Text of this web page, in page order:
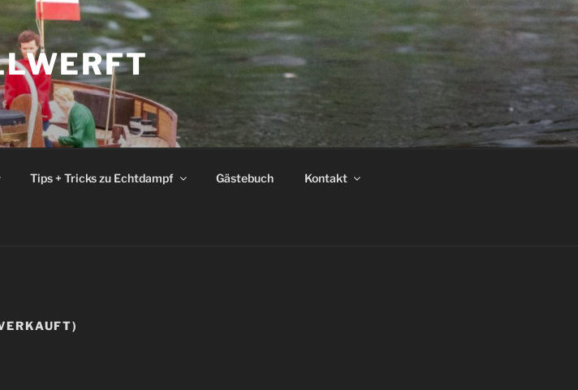
Tips + Tricks zu Echtdampf Gästebuch Kontakt